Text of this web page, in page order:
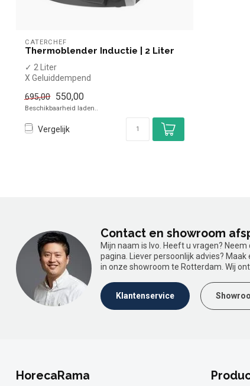
CATERCHEF
Thermoblender Inductie | 2 Liter
✓ 2 Liter
X Geluiddempend
✓ Touchscreen
X Pulse functie
695,00 550,00
Beschikbaarheid laden..
Vergelijk
Contact en showroom
Mijn naam is Ivo. Heeft u vragen?
pagina. Liever persoonlijk advies?
in onze showroom te Rotterdam. Wij
Klantenservice
HorecaRama